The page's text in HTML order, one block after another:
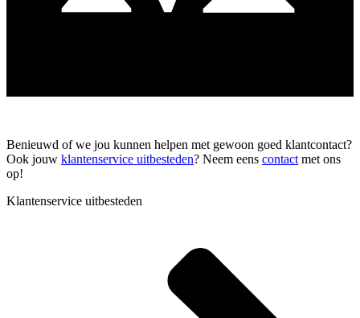
Benieuwd of we jou kunnen helpen met gewoon goed klantcontact?
Ook jouw klantenservice uitbesteden? Neem eens contact met ons
op!
Klantenservice uitbesteden